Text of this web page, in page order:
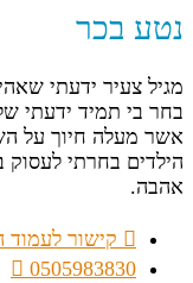
נטע בכר
מגיל צעיר ידעתי
בחר בי תמיד ידעתי
אשר מעלה חיוך על
הילדים בחרתי
אהבה.
קישור לעמוד
0505983830